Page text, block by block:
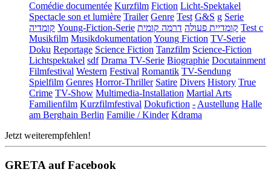
Comédie documentée Kurzfilm Fiction Licht-Spektakel
Spectacle son et lumière Trailer Genre Test G&S g Serie
קומדיה Young-Fiction-Serie קומדיית פעולה דרמה קומית
Test c
Musikfilm Musikdokumentation Young Fiction TV-Serie
Doku Reportage Science Fiction Tanzfilm Science-Fiction
Lichtspektakel sdf Drama TV-Serie Biographie Docutainment
Filmfestival Western Festival Romantik TV-Sendung
Spielfilm Genres Horror-Thriller Satire Divers History True
Crime TV-Show Multimedia-Installation Martial Arts
Familienfilm Kurzfilmfestival Dokufiction - Austellung Halle
am Berghain Berlin Familie / Kinder Kdrama
Jetzt weiterempfehlen!
GRETA auf Facebook